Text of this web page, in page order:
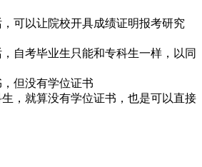
可以让院校开具成绩证明报考研究
自考毕业生只能和专科生一样，以同
但没有学位证书
，就算没有学位证书，也是可以直接